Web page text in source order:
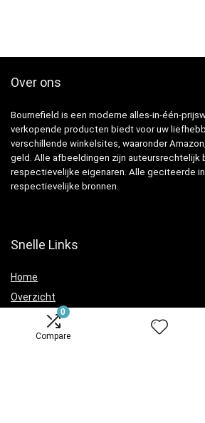
0
Compare
Over ons
Bournefield is een moderne alles-in-één-
verkopende producten biedt voor uw
verschillende winkelsites, waaronder
geld. Alle afbeeldingen zijn auteursrechtelijk
respectievelijke eigenaren. Alle geciteerde
respectievelijke bronnen.
Snelle Links
Home
Overzicht
Blogs